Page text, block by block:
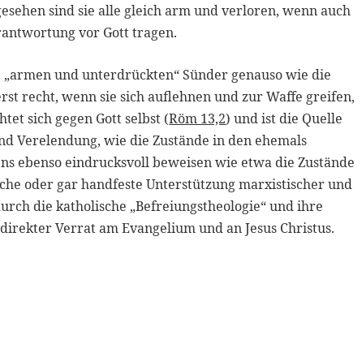
sind sie alle gleich arm und verloren, wenn auch
vor Gott tragen.
und unterdrückten“ Sünder genauso wie die
recht, wenn sie sich auflehnen und zur Waffe greifen,
sich gegen Gott selbst (Röm 13,2) und ist die Quelle
Verelendung, wie die Zustände in den ehemals
ebenso eindrucksvoll beweisen wie etwa die Zustände
oder gar handfeste Unterstützung marxistischer und
die katholische „Befreiungstheologie“ und ihre
Verrat am Evangelium und an Jesus Christus.